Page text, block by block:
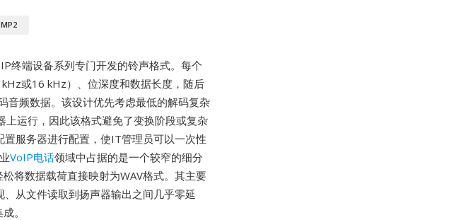
MP2
终端设备系列专门开发的铃声格式。每个
或16 kHz）、位深度和数据长度，随后
音频数据。该设计优先考虑最低的解码复杂
运行，因此该格式避免了变换阶段或复杂
服务器进行配置，使IT管理员可以一次性
VoIP电话领域中占据的是一个较窄的细分
将数据载荷直接映射为WAV格式。其主要
从文件读取到扬声器输出之间几乎零延
。